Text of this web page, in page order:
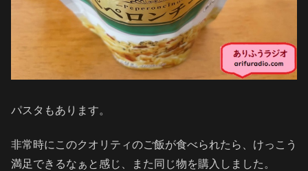
パスタもあります。
非常時にこのクオリティのご飯が食べられたら、けっこう
満足できるなぁと感じ、また同じ物を購入しました。